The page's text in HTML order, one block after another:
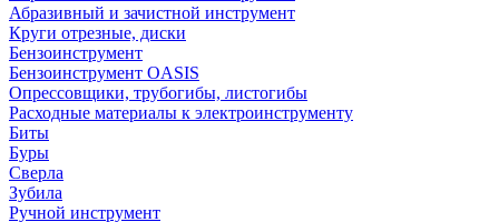
Абразивный и зачистной инструмент
Круги отрезные, диски
Бензоинструмент
Бензоинструмент OASIS
Опрессовщики, трубогибы, листогибы
Расходные материалы к электроинструменту
Биты
Буры
Сверла
Зубила
Ручной инструмент